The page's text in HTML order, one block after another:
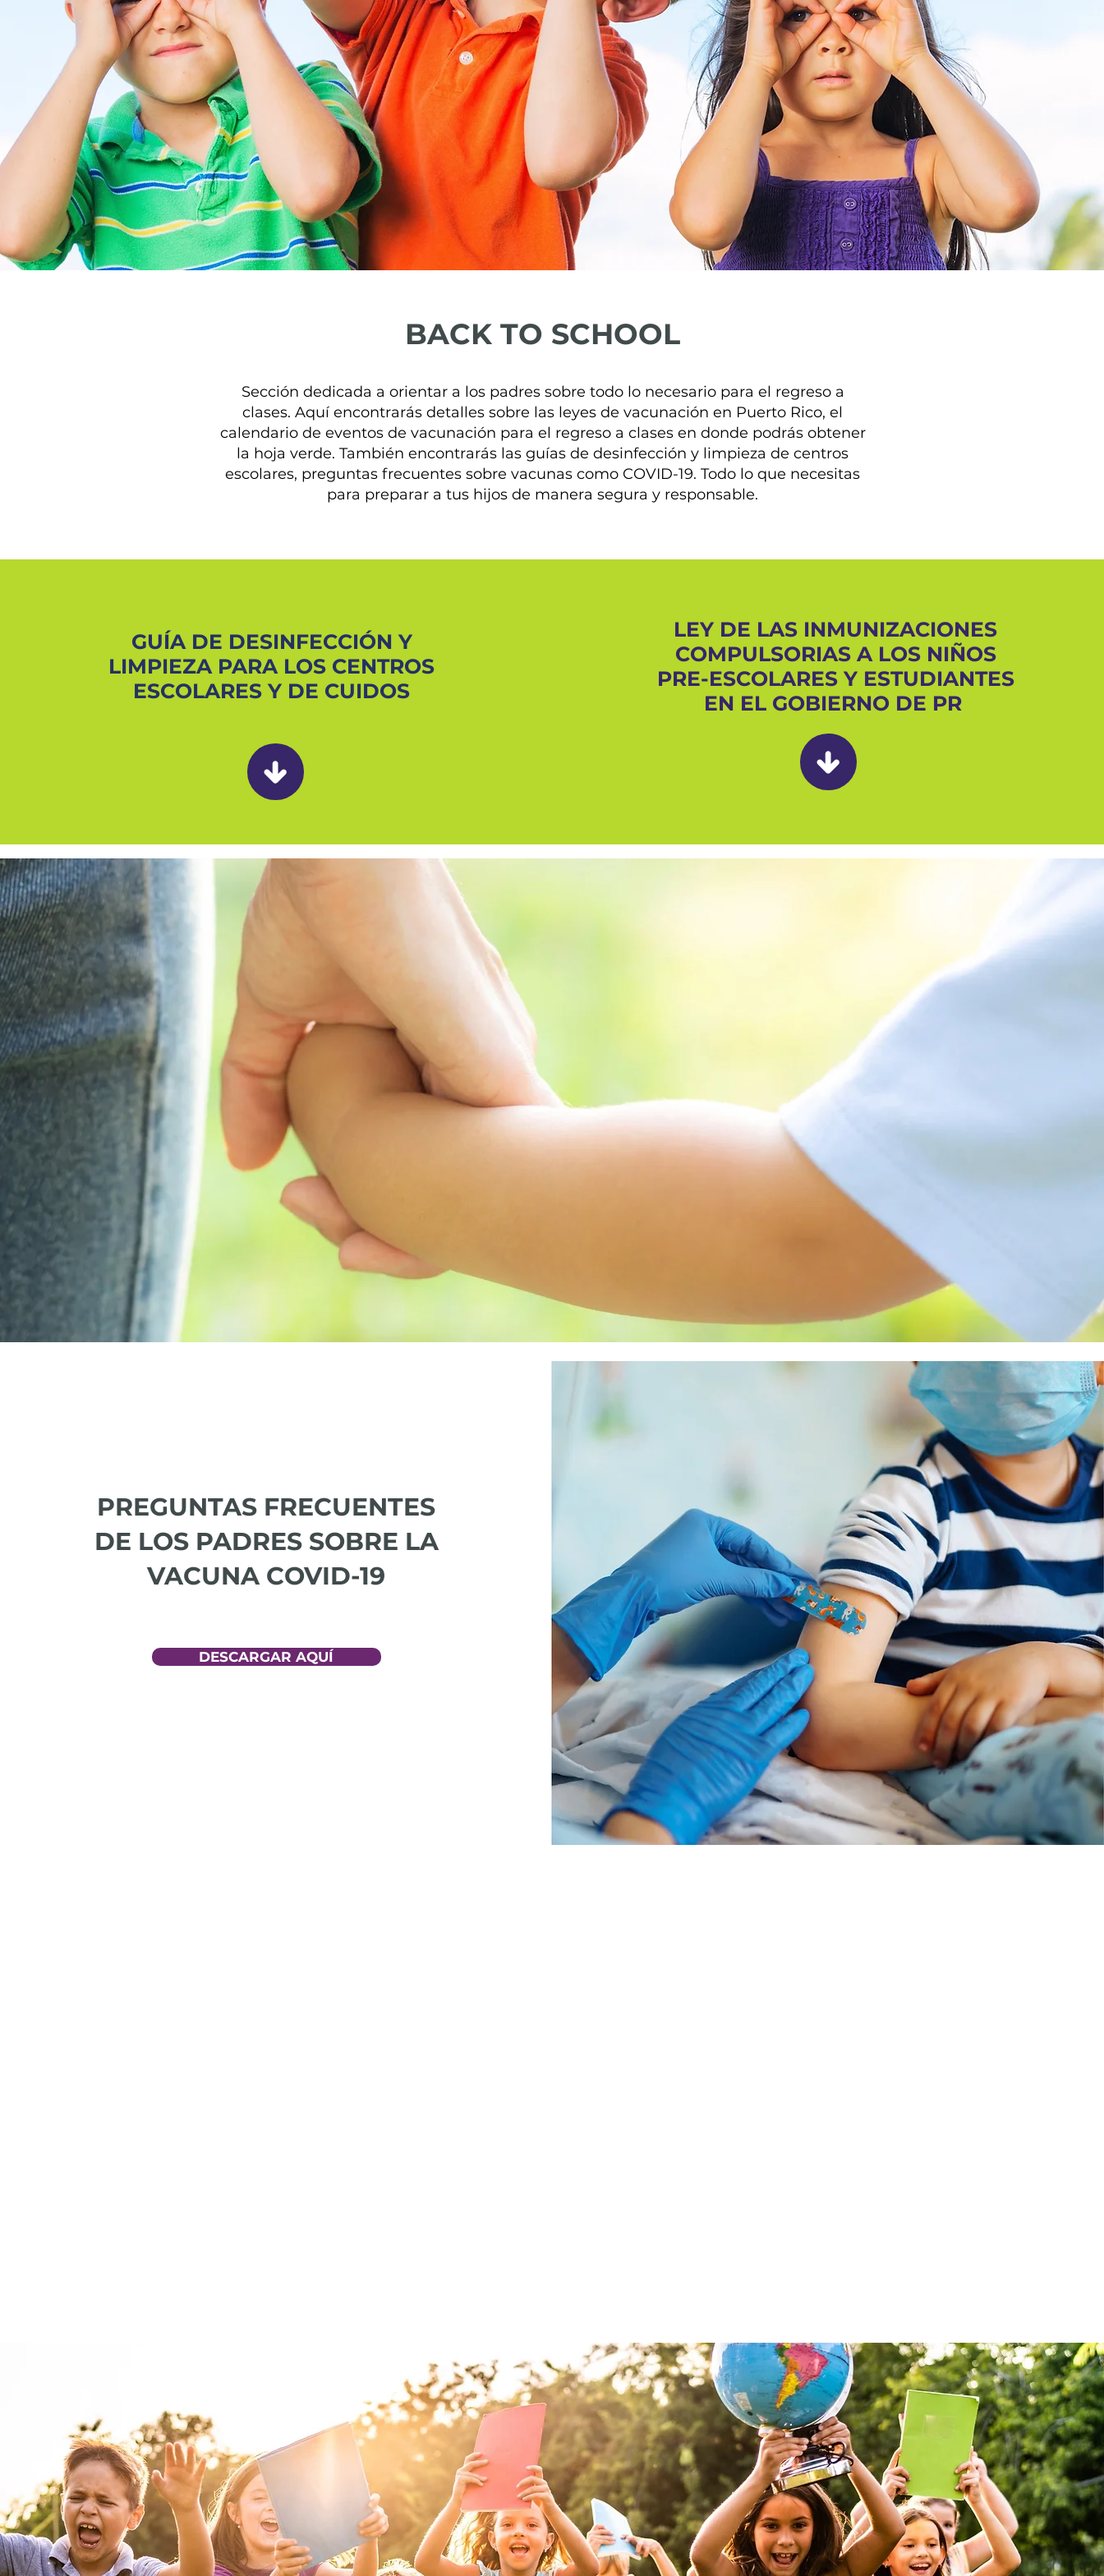
BACK TO SCHOOL
Sección dedicada a orientar a los padres sobre todo lo necesario para el regreso a
clases. Aquí encontrarás detalles sobre las leyes de vacunación en Puerto Rico, el
calendario de eventos de vacunación para el regreso a clases en donde podrás obtener
la hoja verde. También encontrarás las guías de desinfección y limpieza de centros
escolares, preguntas frecuentes sobre vacunas como COVID-19. Todo lo que necesitas
para preparar a tus hijos de manera segura y responsable.
GUÍA DE DESINFECCIÓN Y
LIMPIEZA PARA LOS CENTROS
ESCOLARES Y DE CUIDOS
LEY DE LAS INMUNIZACIONES
COMPULSORIAS A LOS NIÑOS
PRE-ESCOLARES Y ESTUDIANTES
EN EL GOBIERNO DE PR
PREGUNTAS FRECUENTES
DE LOS PADRES SOBRE LA
VACUNA COVID-19
DESCARGAR AQUÍ